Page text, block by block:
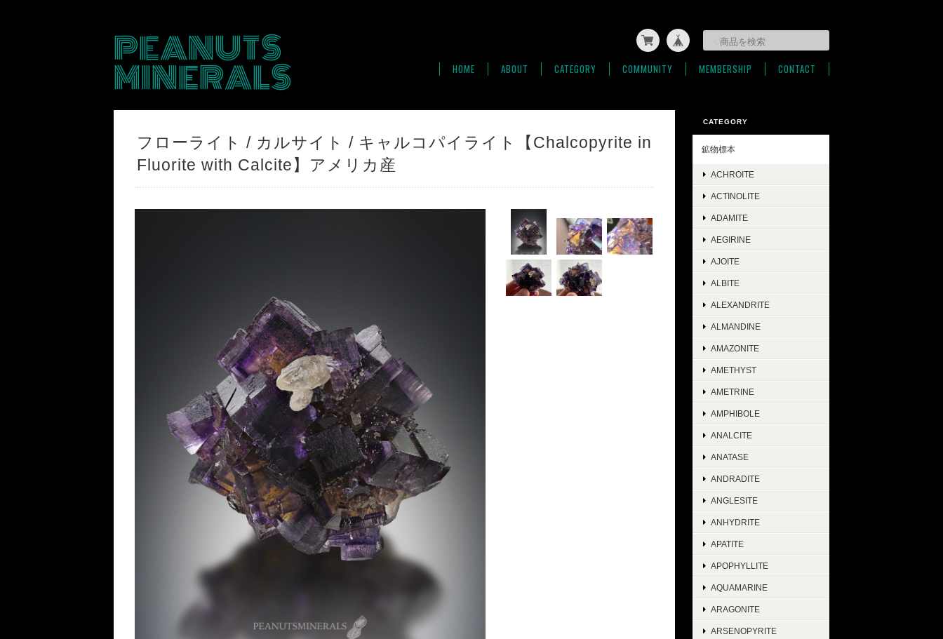
PEANUTS
MINERALS HOME ABOUT CATEGORY COMMUNITY MEMBERSHIP CONTACT
フローライト / カルサイト / キャルコパイライト【Chalcopyrite in
Fluorite with Calcite】アメリカ産
CATEGORY
鉱物標本
ACHROITE
ACTINOLITE
ADAMITE
AEGIRINE
AJOITE
ALBITE
ALEXANDRITE
ALMANDINE
AMAZONITE
AMETHYST
AMETRINE
AMPHIBOLE
ANALCITE
ANATASE
ANDRADITE
ANGLESITE
ANHYDRITE
APATITE
APOPHYLLITE
AQUAMARINE
ARAGONITE
ARSENOPYRITE